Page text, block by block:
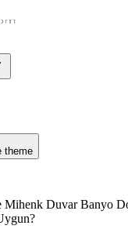
theme
Duvar Banyo